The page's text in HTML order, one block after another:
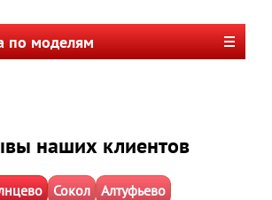
по моделям
наших клиентов
Сокол Алтуфьево